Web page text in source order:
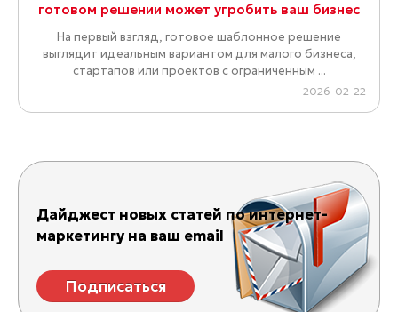
готовом решении может угробить ваш бизнес
На первый взгляд, готовое шаблонное решение
выглядит идеальным вариантом для малого бизнеса,
стартапов или проектов с ограниченным ...
2026-02-22
Дайджест новых статей по интернет-
маркетингу на ваш email
Подписаться